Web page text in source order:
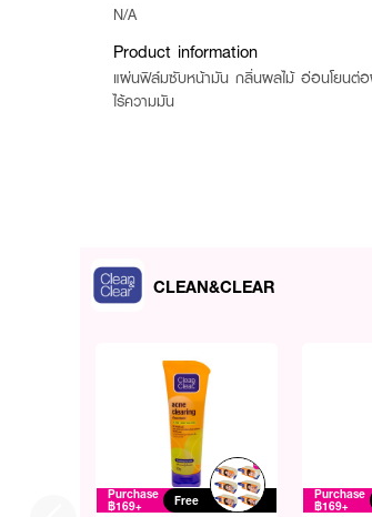
N/A
Product information
แผ่นฟิล์มซับหน้ามัน กลิ่นผลไม้ อ่อนโยนต่อผิ
ไร้ความมัน
CLEAN&CLEAR
Purchase
฿169+ Free Purchase
฿169+